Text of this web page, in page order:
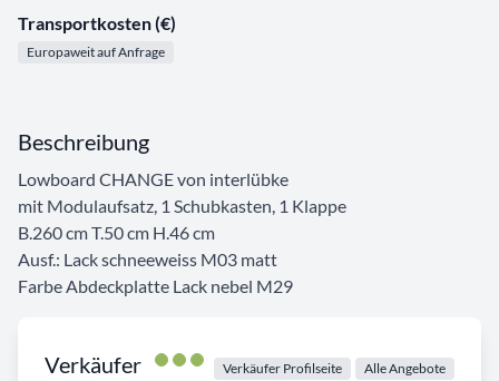
Transportkosten (€)
Europaweit auf Anfrage
Verkäufer Verkäufer Profilseite Alle Angebote
Beschreibung
Lowboard CHANGE von interlübke
mit Modulaufsatz, 1 Schubkasten, 1 Klappe
B.260 cm T.50 cm H.46 cm
Ausf.: Lack schneeweiss M03 matt
Farbe Abdeckplatte Lack nebel M29